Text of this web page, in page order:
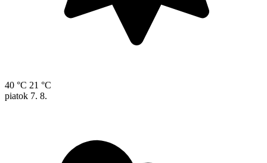
40 °C 21 °C
piatok 7. 8.